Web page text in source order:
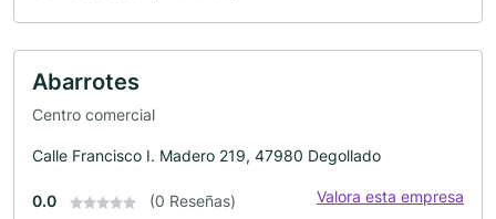
Abarrotes
Centro comercial
Calle Francisco I. Madero 219, 47980 Degollado
0.0 (0 Reseñas) Valora esta empresa